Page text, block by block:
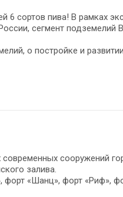
6 сортов пива! В рамках
сегмент подземелий
о постройке и
сооружений
залива.
«Шанц», форт «Риф»,